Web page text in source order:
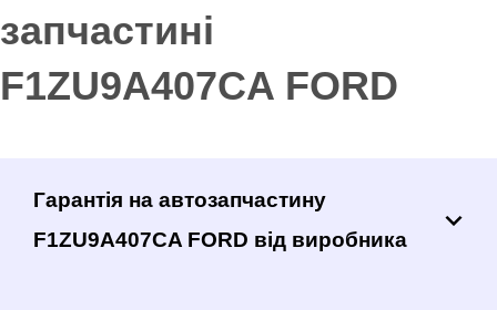
запчастині
F1ZU9A407CA FORD
Гарантія на автозапчастину
F1ZU9A407CA FORD від виробника